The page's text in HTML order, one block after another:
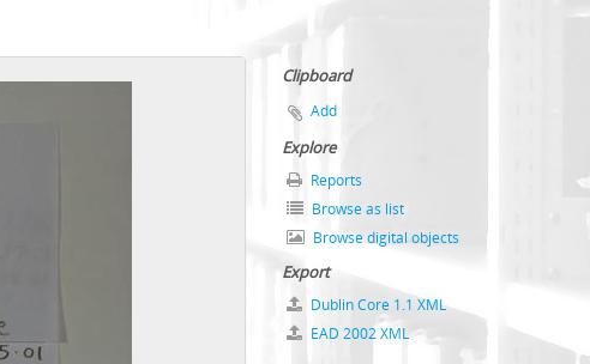
Clipboard
Add
Explore
Reports
Browse as list
Browse digital objects
Export
Dublin Core 1.1 XML
EAD 2002 XML